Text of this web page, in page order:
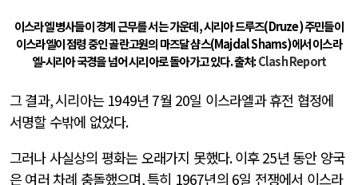
이스라엘 병사들이 경계 근무를 서는 가운데, 시리아 드루즈(Druze) 주민들이
이스라엘이 점령 중인 골란고원의 마즈달 샴스(Majdal Shams)에서 이스라
엘-시리아 국경을 넘어 시리아로 돌아가고 있다. 출처:Clash Report
그 결과,시리아는 1949년 7월 20일 이스라엘과 휴전 협정에
서명할 수밖에 없었다.
그러나 사실상의 평화는 오래가지 못했다.이후25년 동안 양국
은 여러 차례 충돌했으며,특히 1967년의 6일 전쟁에서 이스라